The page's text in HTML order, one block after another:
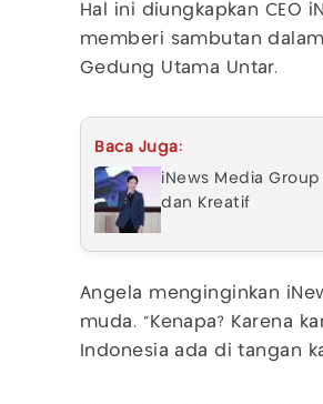
Hal ini diungkapkan CEO
memberi sambutan
Gedung Utama Untar.
Baca Juga:
iNews Media
dan Kreatif
Angela menginginkan
muda. "Kenapa? Karena
Indonesia ada di tangan